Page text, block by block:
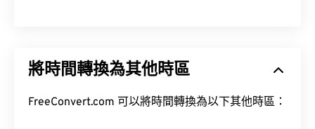
將時間轉換為其他時區
FreeConvert.com 可以將時間轉換為以下其他時區：